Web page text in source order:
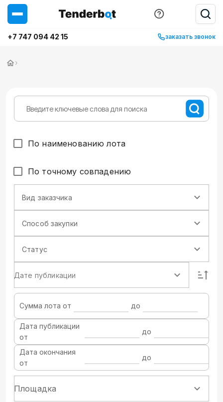
+7 747 094 42 15 заказать звонок
›
По наименованию лота
По точному совпадению
Вид заказчика
Способ закупки
Статус
Дате публикации
Сумма лота от до
Дата публикации
от
до
Дата окончания
от
до